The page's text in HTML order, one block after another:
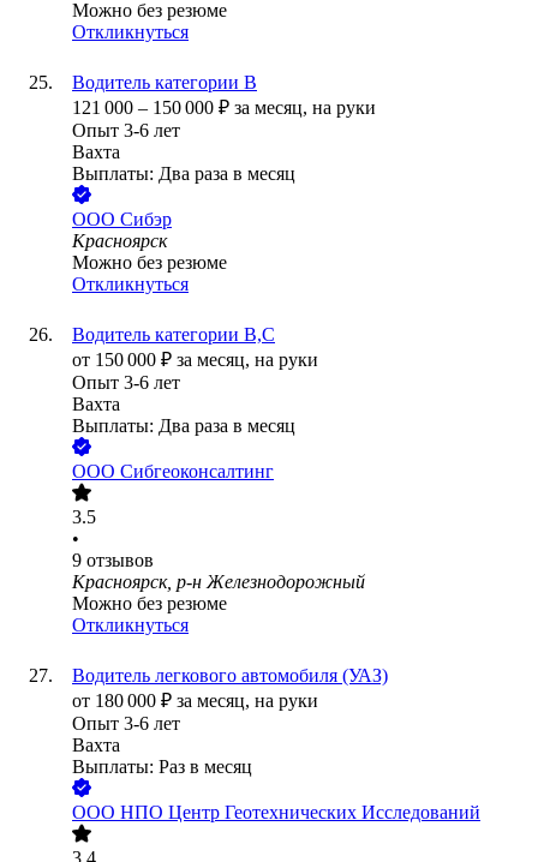
Можно без резюме
Откликнуться
Водитель категории В
121 000 – 150 000 ₽ за месяц, на руки
Опыт 3-6 лет
Вахта
Выплаты: Два раза в месяц
ООО Сибэр
Красноярск
Можно без резюме
Откликнуться
Водитель категории В,С
от 150 000 ₽ за месяц, на руки
Опыт 3-6 лет
Вахта
Выплаты: Два раза в месяц
ООО Сибгеоконсалтинг
3.5
•
9 отзывов
Красноярск, р-н Железнодорожный
Можно без резюме
Откликнуться
Водитель легкового автомобиля (УАЗ)
от 180 000 ₽ за месяц, на руки
Опыт 3-6 лет
Вахта
Выплаты: Раз в месяц
ООО НПО Центр Геотехнических Исследований